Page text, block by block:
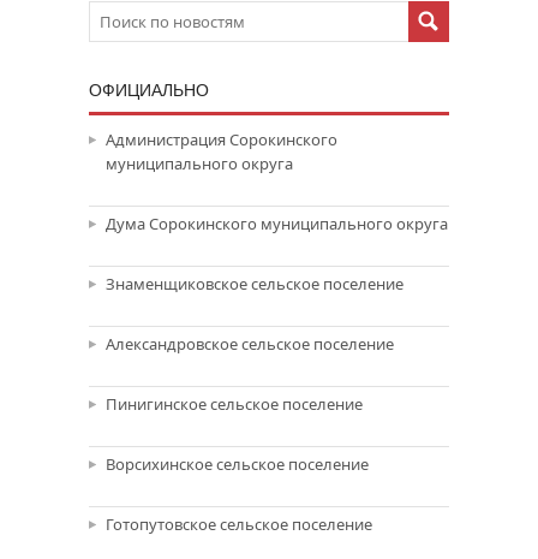
ОФИЦИАЛЬНО
Администрация Сорокинского
муниципального округа
Дума Сорокинского муниципального округа
Знаменщиковское сельское поселение
Александровское сельское поселение
Пинигинское сельское поселение
Ворсихинское сельское поселение
Готопутовское сельское поселение